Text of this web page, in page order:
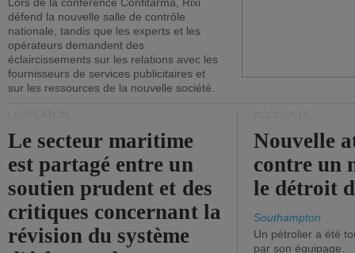
défend la nouvelle salle de contrôle
nationale, tandis que les experts et les
opérateurs demandent des
éclaircissements sur les relations avec les
fournisseurs de services publicitaires et
sur les ressources de la nouvelle société.
Le secteur maritime
est partagé entre un
soutien prudent et des
critiques concernant la
révision du système
Nouvelle
contre un
le détroit
Southampton
Un pétrolier a été
par son équipage.